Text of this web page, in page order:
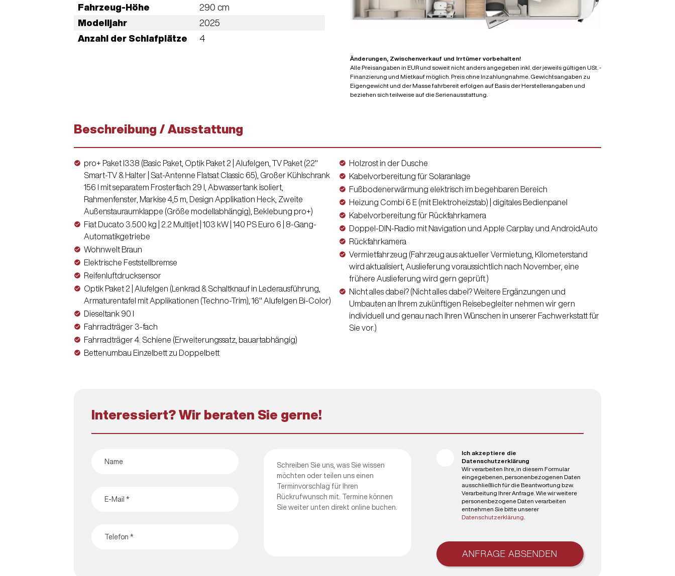
Fahrzeug-Höhe
290 cm
Modelljahr
2025
Anzahl der Schlafplätze
4
Änderungen, Zwischenverkauf und Irrtümer vorbehalten!
Alle Preisangaben in EUR und soweit nicht anders angegeben inkl. der jeweils gültigen USt. -
Finanzierung und Mietkauf möglich. Preis ohne Inzahlungnahme. Gewichtsangaben zu
Eigengewicht und der Masse fahrbereit erfolgen auf Basis der Herstellerangaben und
beziehen sich teilweise auf die Serienausstattung.
Beschreibung / Ausstattung
pro+ Paket I338 (Basic Paket, Optik Paket 2 | Alufelgen, TV Paket (22"
Smart-TV & Halter | Sat-Antenne Flatsat Classic 65), Großer Kühlschrank
156 l mit separatem Frosterfach 29 l, Abwassertank isoliert,
Rahmenfenster, Markise 4,5 m, Design Applikation Heck, Zweite
Außenstauraumklappe (Größe modellabhängig), Beklebung pro+)
Fiat Ducato 3.500 kg | 2.2 Multijet | 103 kW | 140 PS Euro 6 | 8-Gang-
Automatikgetriebe
Wohnwelt Braun
Elektrische Feststellbremse
Reifenluftdrucksensor
Optik Paket 2 | Alufelgen (Lenkrad & Schaltknauf in Lederausführung,
Armaturentafel mit Applikationen (Techno-Trim), 16" Alufelgen Bi-Color)
Dieseltank 90 l
Fahrradträger 3-fach
Fahrradträger 4. Schiene (Erweiterungssatz, bauartabhängig)
Bettenumbau Einzelbett zu Doppelbett
Holzrost in der Dusche
Kabelvorbereitung für Solaranlage
Fußbodenerwärmung elektrisch im begehbaren Bereich
Heizung Combi 6 E (mit Elektroheizstab) | digitales Bedienpanel
Kabelvorbereitung für Rückfahrkamera
Doppel-DIN-Radio mit Navigation und Apple Carplay und AndroidAuto
Rückfahrkamera
Vermietfahrzeug (Fahrzeug aus aktueller Vermietung, Kilometerstand
wird aktualisiert, Auslieferung voraussichtlich nach November, eine
frühere Auslieferung wird gern geprüft.)
Nicht alles dabei? (Nicht alles dabei? Weitere Ergänzungen und
Umbauten an Ihrem zukünftigen Reisebegleiter nehmen wir gern
individuell und genau nach Ihren Wünschen in unserer Fachwerkstatt für
Sie vor.)
Interessiert? Wir beraten Sie gerne!
Ich akzeptiere die
Datenschutzerklärung
Wir verarbeiten Ihre, in diesem Formular
eingegebenen, personenbezogenen Daten
ausschließlich für die Beantwortung bzw.
Verarbeitung Ihrer Anfrage. Wie wir weitere
personenbezogene Daten verarbeiten
entnehmen Sie bitte unserer
Datenschutzerklärung.
ANFRAGE ABSENDEN